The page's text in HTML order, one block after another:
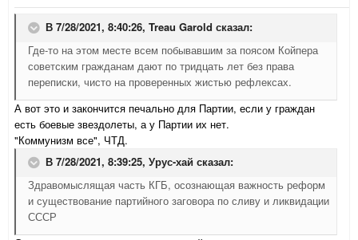
В 7/28/2021, 8:40:26, Treau Garold сказал:
Где-то на этом месте всем побывавшим за поясом Койпера
советским гражданам дают по тридцать лет без права
переписки, чисто на проверенных жистью рефлексах.
А вот это и закончится печально для Партии, если у граждан
есть боевые звездолеты, а у Партии их нет.
"Коммунизм все", ЧТД.
В 7/28/2021, 8:39:25, Урус-хай сказал:
Здравомыслящая часть КГБ, осознающая важность реформ
и существование партийного заговора по сливу и ликвидации
СССР